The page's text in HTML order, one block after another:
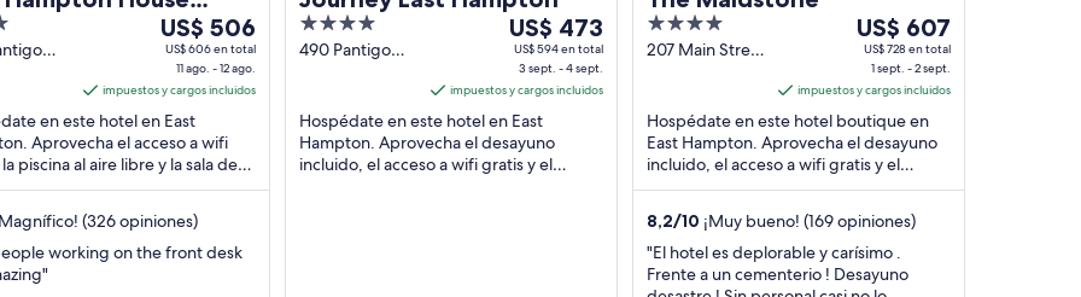
Del
11
ago
al
12
ago,
el
por
noche
US$ 506
US$ 606 en total
11 ago. - 12 ago.
impuestos y cargos incluidos
en este hotel en East
Aprovecha el acceso a wifi
piscina al aire libre y la sala de
Estarás muy cerca de
(326 opiniones)
working on the front desk
4
out
490 Pantigo
Del
3
sept
al
4
sept,
el
US$ 473
US$ 594 en total
3 sept. - 4 sept.
impuestos y cargos incluidos
Hospédate en este hotel en East
Hampton. Aprovecha el desayuno
incluido, el acceso a wifi gratis y el
4
out
207 Main Street
Del
sept
al
2
sept,
el
por
noche
es
US$ 607
US$ 728 en total
1 sept. - 2 sept.
impuestos y cargos incluidos
Hospédate en este hotel boutique en
East Hampton. Aprovecha el desayuno
incluido, el acceso a wifi gratis y el
estacionamiento gratis. Estarás muy
8,2/10 ¡Muy bueno! (169 opiniones)
"El hotel es deplorable y carísimo .
Frente a un cementerio ! Desayuno